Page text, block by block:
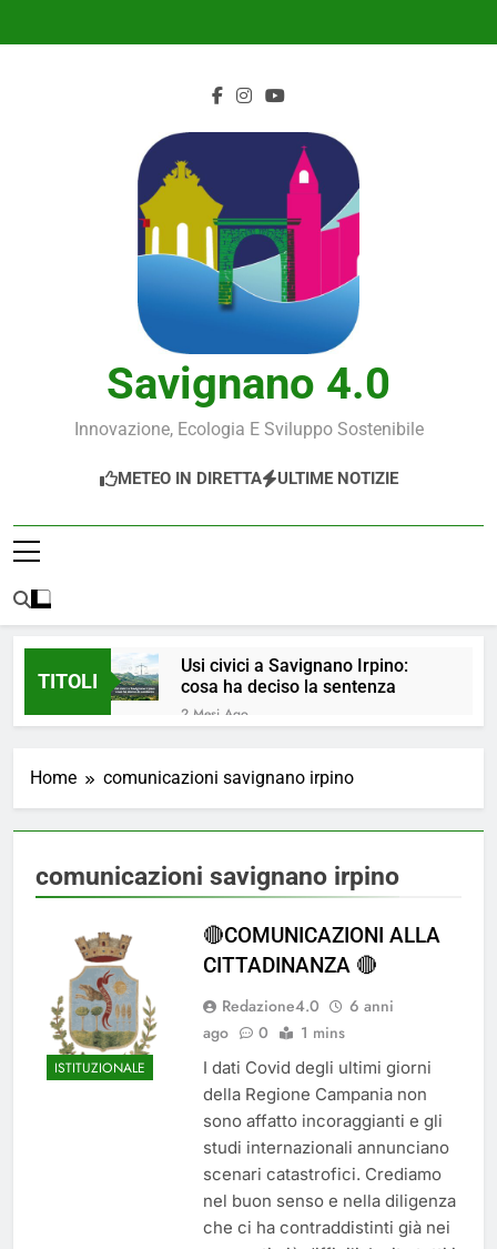
Savignano 4.0
Innovazione, Ecologia E Sviluppo Sostenibile
METEO IN DIRETTA ULTIME NOTIZIE
TITOLI
Usi civici a Savignano Irpino:
cosa ha deciso la sentenza
2 Mesi Ago
4 Mesi Ago
ORDINANZA N. 8/2026 –
PARZIALE REVOCA DEL DIVIETO
POTABILE
4 Mesi Ago
📢Aggiornamento Situazione
4 Mesi Ago
⚠️ Emergenza Acqua a
del 26 Marzo 2026
4 Mesi Ago
Mangiaplastica: Più ricicli, più
risparmi!
10 Mesi Ago
Postamat chiuso di notte a
Savignano: misura anti-rapina
fino alle 8:30
💡 Savignano 4.0 si rinnova: scopri
la nuova grafica del blog dedicato
al futuro del nostro paese
12 Mesi Ago
Home comunicazioni savignano irpino
comunicazioni savignano irpino
ISTITUZIONALE
🔴COMUNICAZIONI ALLA
CITTADINANZA 🔴
Redazione4.0
6 anni
ago
0 1 mins
I dati Covid degli ultimi giorni
della Regione Campania non
sono affatto incoraggianti e gli
studi internazionali annunciano
scenari catastrofici. Crediamo
nel buon senso e nella diligenza
che ci ha contraddistinti già nei